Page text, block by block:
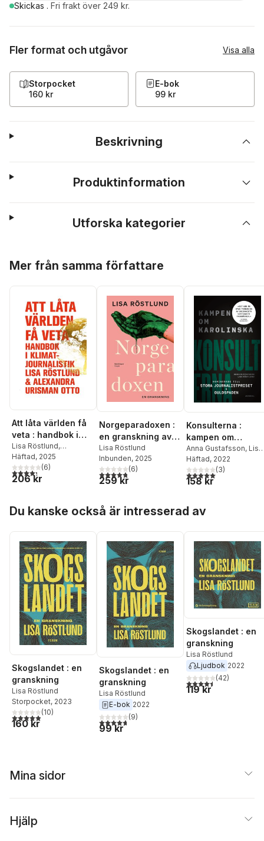
Skickas . Fri frakt över 249 kr.
Fler format och utgåvor Visa alla
Storpocket
160 kr
E-bok
99 kr
Beskrivning
Produktinformation
Utforska kategorier
Mer från samma författare
Att låta världen få
veta : handbok i
klimatjournalistik
Lisa Röstlund,
Alexandra Urisman Otto
Häftad, 2025
4,3utav 5 stjärnor. Totalt antal röster:
(6)
206 kr
Norgeparadoxen :
en granskning av
det goda landets
svarta baksida
Lisa Röstlund
Inbunden, 2025
4,8utav 5 stjärnor. Totalt antal röster:
(6)
259 kr
Konsulterna :
kampen om
Karolinska
Anna Gustafsson, Lisa
Röstlund
Häftad, 2022
5,0utav 5 stjärnor.
(3)
158 kr
Du kanske också är intresserad av
Skogslandet : en
granskning
Lisa Röstlund
Storpocket, 2023
4,9utav 5 stjärnor. Totalt antal röster:
(10)
160 kr
Skogslandet : en
granskning
Lisa Röstlund
E-bok 2022
4,7utav 5 stjärnor. Totalt antal röster:
(9)
99 kr
Skogslandet : en
granskning
Lisa Röstlund
Ljudbok 2022
4,5utav 5 stjärnor.
(42)
119 kr
Mina sidor
Hjälp